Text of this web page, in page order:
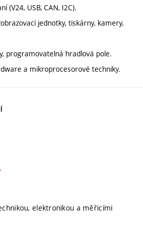
(V24, USB, CAN, I2C).
jednotky, tiskárny, kamery,
programovatelná hradlová pole.
a mikroprocesorové techniky.
elektronikou a měřicími